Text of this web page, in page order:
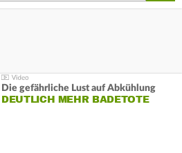
Die gefährliche Lust auf Abkühlung
DEUTLICH MEHR BADETOTE